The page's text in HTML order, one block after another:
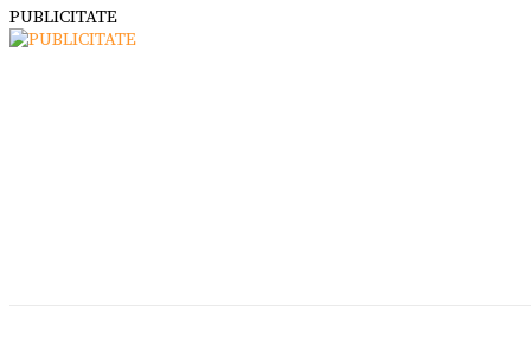
PUBLICITATE